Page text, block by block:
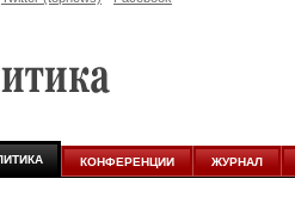
КОНФЕРЕНЦИИ ЖУРНАЛ